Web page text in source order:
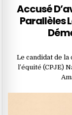
Accusé
Parallèles
Le candidat de
l’équité (CPJE)